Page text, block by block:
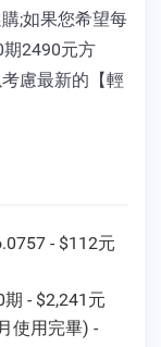
;如果您希望每
2490元方
慮最新的【輕
- $112元
期 - $2,241元
使用完畢) -